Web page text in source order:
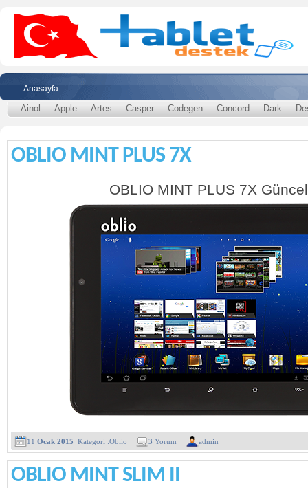
Anasayfa
Ainol Apple Artes Casper Codegen Concord Dark
OBLIO MINT PLUS 7X
OBLIO MINT PLUS 7X Güncel
11 Ocak 2015 Kategori :Oblio 3 Yorum admin
OBLIO MINT SLIM II